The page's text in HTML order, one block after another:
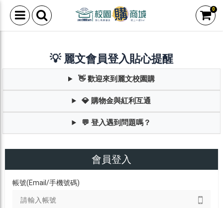
0
💡 麗文會員登入貼心提醒
👋 歡迎來到麗文校園購
💎 購物金與紅利互通
💬 登入遇到問題嗎？
會員登入
帳號(Email/手機號碼)